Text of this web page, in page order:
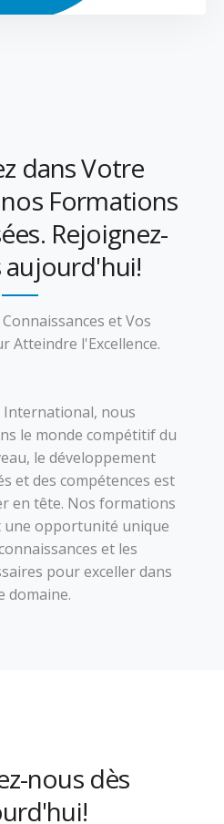
dans Votre
Formations
Rejoignez-
aujourd'hui!
et Vos
Atteindre l'Excellence.
International, nous
le monde compétitif du
le développement
et des compétences est
en tête. Nos formations
opportunité unique
et les
pour exceller dans
domaine.
nous dès